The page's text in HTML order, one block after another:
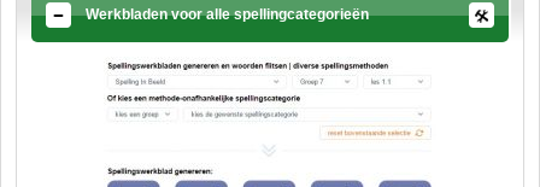
Werkbladen voor alle spellingcategorieën